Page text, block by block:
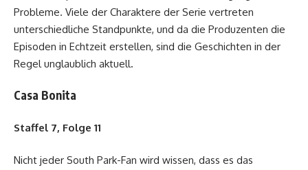
Probleme. Viele der Charaktere der Serie vertreten
unterschiedliche Standpunkte, und da die Produzenten die
Episoden in Echtzeit erstellen, sind die Geschichten in der
Regel unglaublich aktuell.
Casa Bonita
Staffel 7, Folge 11
Nicht jeder South Park-Fan wird wissen, dass es das